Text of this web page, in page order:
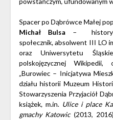
Spacer po Dąbrówce Małej
Michał Bulsa – historyk,
społecznik, absolwent III LO
oraz Uniwersytetu
polskojęzycznej
„Burowiec – Inicjatywa
działu historii Muzeum
Stowarzyszenia Przyjaciół
książek, m.in. Ulice i place
gmachy Katowic(2013,